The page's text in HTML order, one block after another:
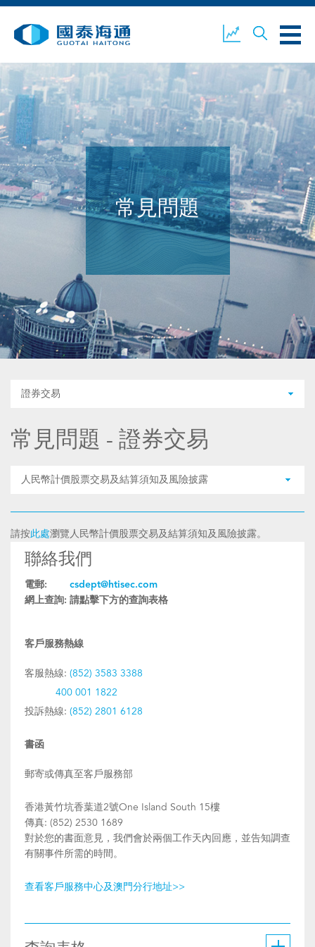
業務概覽 公司新聞
環境、社會及企業管治 國泰海通證券 聯絡我們
常見問題
證券交易
常見問題 - 證券交易
人民幣計價股票交易及結算須知及風險披露
請按此處瀏覽人民幣計價股票交易及結算須知及風險披露。
聯絡我們
電郵:
csdept@htisec.com
網上查詢: 請點擊下方的查詢表格
客戶服務熱線
客服熱線: (852) 3583 3388
400 001 1822
投訴熱線: (852) 2801 6128
書函
郵寄或傳真至客戶服務部
香港黃竹坑香葉道2號One Island South 15樓
傳真: (852) 2530 1689
對於您的書面意見，我們會於兩個工作天內回應，並告知調查
有關事件所需的時間。
查看客戶服務中心及澳門分行地址>>